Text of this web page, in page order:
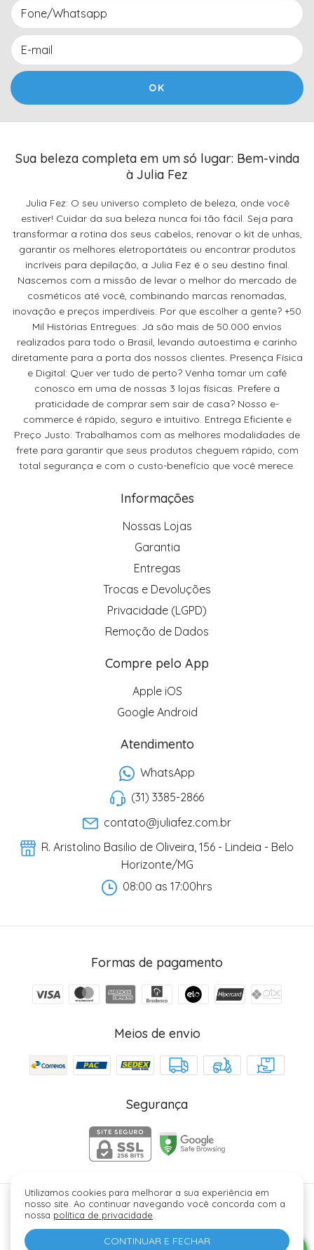
Utilizamos cookies para melhorar a sua experiência em
nosso site. Ao continuar navegando você concorda com a
nossa política de privacidade
CONTINUAR E FECHAR
Sua beleza completa em um só lugar: Bem-vinda
à Julia Fez
Julia Fez: O seu universo completo de beleza, onde você
estiver! Cuidar da sua beleza nunca foi tão fácil. Seja para
transformar a rotina dos seus cabelos, renovar o kit de unhas,
garantir os melhores eletroportáteis ou encontrar produtos
incríveis para depilação, a Julia Fez é o seu destino final.
Nascemos com a missão de levar o melhor do mercado de
cosméticos até você, combinando marcas renomadas,
inovação e preços imperdíveis. Por que escolher a gente? +50
Mil Histórias Entregues: Já são mais de 50.000 envios
realizados para todo o Brasil, levando autoestima e carinho
diretamente para a porta dos nossos clientes. Presença Física
e Digital: Quer ver tudo de perto? Venha tomar um café
conosco em uma de nossas 3 lojas físicas. Prefere a
praticidade de comprar sem sair de casa? Nosso e-
commerce é rápido, seguro e intuitivo. Entrega Eficiente e
Preço Justo: Trabalhamos com as melhores modalidades de
frete para garantir que seus produtos cheguem rápido, com
total segurança e com o custo-benefício que você merece.
Informações
Nossas Lojas
Garantia
Entregas
Trocas e Devoluções
Privacidade (LGPD)
Remoção de Dados
Compre pelo App
Apple iOS
Google Android
Atendimento
WhatsApp
(31) 3385-2866
contato@juliafez.com.br
R. Aristolino Basilio de Oliveira, 156 - Lindeia - Belo
Horizonte/MG
08:00 as 17:00hrs
Formas de pagamento
Meios de envio
Segurança
Júlia Fez Cosméticos - 40006329000184. Copyright ©
2026 - Todos os direitos reservados.